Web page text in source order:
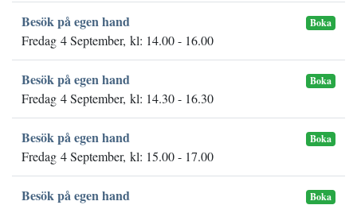
Besök på egen hand Boka
Fredag 4 September, kl: 14.00 - 16.00
Besök på egen hand Boka
Fredag 4 September, kl: 14.30 - 16.30
Besök på egen hand Boka
Fredag 4 September, kl: 15.00 - 17.00
Besök på egen hand Boka